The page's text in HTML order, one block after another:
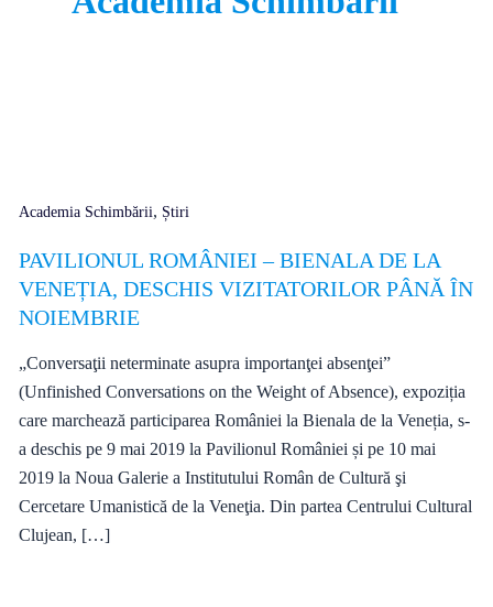
Academia Schimbării, Știri
PAVILIONUL ROMÂNIEI – BIENALA DE LA
VENEȚIA, DESCHIS VIZITATORILOR PÂNĂ ÎN
NOIEMBRIE
„Conversaţii neterminate asupra importanţei absenţei”
(Unfinished Conversations on the Weight of Absence), expoziția
care marchează participarea României la Bienala de la Veneția, s-
a deschis pe 9 mai 2019 la Pavilionul României și pe 10 mai
2019 la Noua Galerie a Institutului Român de Cultură şi
Cercetare Umanistică de la Veneţia. Din partea Centrului Cultural
Clujean, […]